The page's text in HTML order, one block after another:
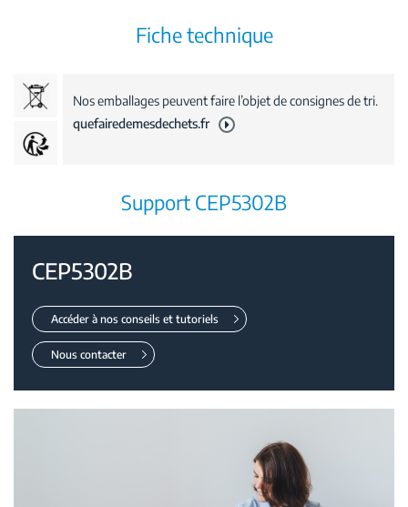
Fiche technique
Nos emballages peuvent faire l’objet de consignes de tri.
quefairedemesdechets.fr
Support CEP5302B
CEP5302B
Accéder à nos conseils et tutoriels
Nous contacter